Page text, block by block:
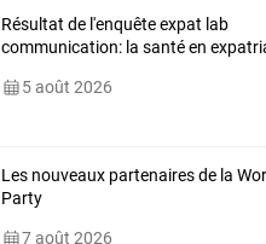
Résultat de l'enquête expat lab
communication: la santé en
5 août 2026
Les nouveaux partenaires de la
Party
7 août 2026